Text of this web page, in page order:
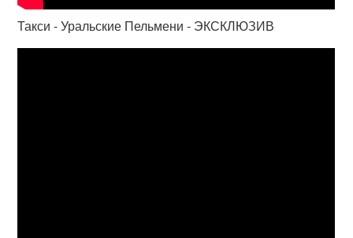
Такси - Уральские Пельмени - ЭКСКЛЮЗИВ